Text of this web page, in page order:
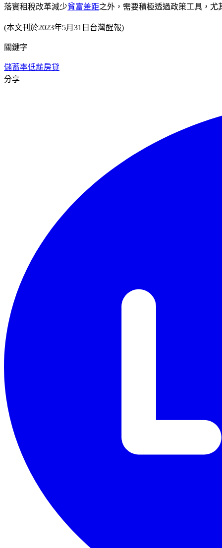
落實租稅改革減少貧富差距之外，需要積極透過政策工具，
(本文刊於2023年5月31日台灣醒報)
關鍵字
儲蓄率低薪房貸
分享